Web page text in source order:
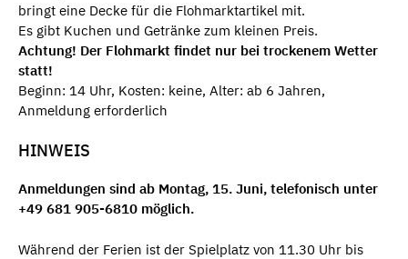
bringt eine Decke für die Flohmarktartikel mit.
Es gibt Kuchen und Getränke zum kleinen Preis.
Achtung! Der Flohmarkt findet nur bei trockenem Wetter
statt!
Beginn: 14 Uhr, Kosten: keine, Alter: ab 6 Jahren,
Anmeldung erforderlich
HINWEIS
Anmeldungen sind ab Montag, 15. Juni, telefonisch unter
+49 681 905-6810 möglich.
Während der Ferien ist der Spielplatz von 11.30 Uhr bis